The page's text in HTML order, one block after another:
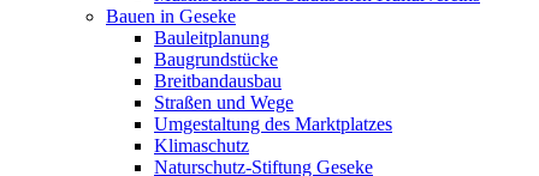
Bauen in Geseke
Bauleitplanung
Baugrundstücke
Breitbandausbau
Straßen und Wege
Umgestaltung des Marktplatzes
Klimaschutz
Naturschutz-Stiftung Geseke